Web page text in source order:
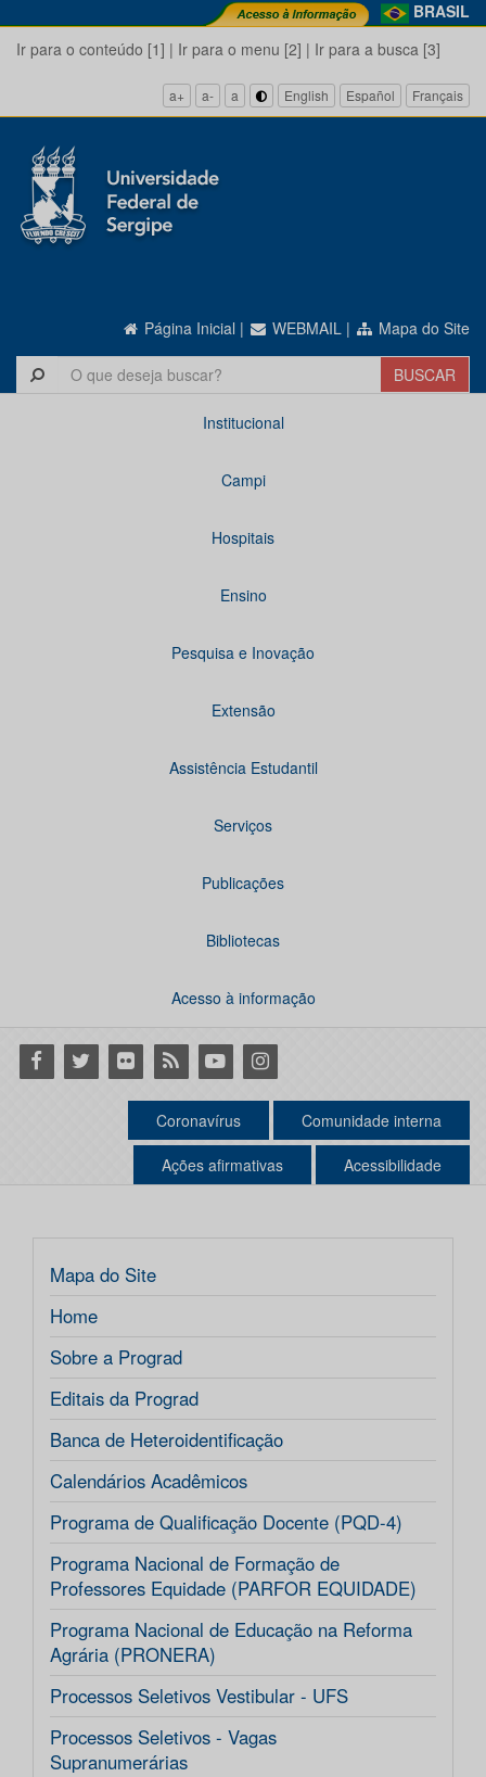
BRASIL
Ir para o conteúdo [1] | Ir para o menu [2] | Ir para a busca [3]
a+ a- a English Español Français
Página Inicial | WEBMAIL | Mapa do Site
Institucional
Campi
Hospitais
Ensino
Pesquisa e Inovação
Extensão
Assistência Estudantil
Serviços
Publicações
Bibliotecas
Acesso à informação
Facebook
Twitter Flickr RSS YoutubeInstagram
Coronavírus Comunidade interna
Ações afirmativas Acessibilidade
Mapa do Site
Home
Sobre a Prograd
Editais da Prograd
Banca de Heteroidentificação
Calendários Acadêmicos
Programa de Qualificação Docente (PQD-4)
Programa Nacional de Formação de
Professores Equidade (PARFOR EQUIDADE)
Programa Nacional de Educação na Reforma
Agrária (PRONERA)
Processos Seletivos Vestibular - UFS
Processos Seletivos - Vagas
Supranumerárias